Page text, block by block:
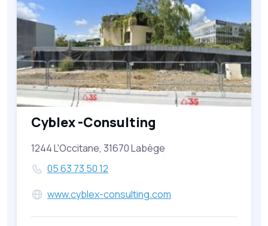
Cyblex -Consulting
1244 L'Occitane, 31670 Labège
05 63 73 50 12
www.cyblex-consulting.com